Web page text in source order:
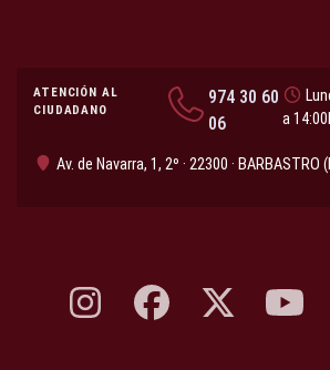
ATENCIÓN AL
CIUDADANO
974 30 60
06
a
Av. de Navarra, 1, 2º · 22300 · BARBASTRO
Instagram, abre en nueva pestaña
Facebook, abre en nueva
X, antes